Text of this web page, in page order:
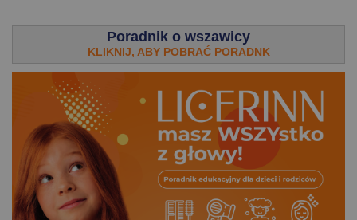
Poradnik o wszawicy
KLIKNIJ, ABY POBRAĆ PORADNK